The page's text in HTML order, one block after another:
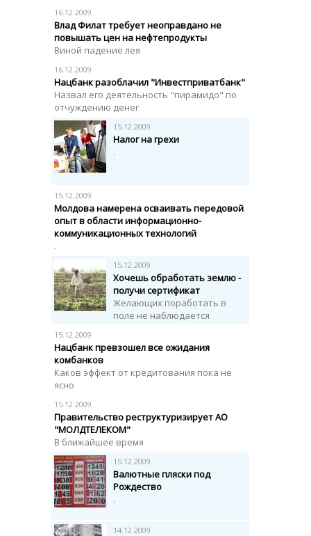
16.12.2009
Влад Филат требует неоправдано не
повышать цен на нефтепродукты
Виной падение лея
16.12.2009
Нацбанк разоблачил "Инвестприватбанк"
Назвал его деятельность "пирамидо" по
отчуждению денег
15.12.2009
Налог на грехи
.
15.12.2009
Молдова намерена осваивать передовой
опыт в области информационно-
коммуникационных технологий
.
15.12.2009
Хочешь обработать землю -
получи сертификат
Желающих поработать в
поле не наблюдается
15.12.2009
Нацбанк превзошел все ожидания
комбанков
Каков эффект от кредитования пока не
ясно
15.12.2009
Правительство реструктуризирует АО
"МОЛДТЕЛЕКОМ"
В ближайшее время
15.12.2009
Валютные пляски под
Рождество
.
14.12.2009